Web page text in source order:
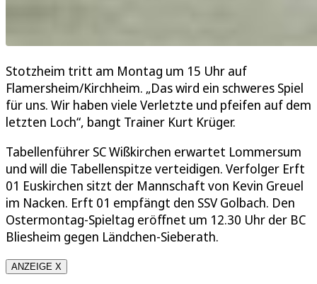
Stotzheim tritt am Montag um 15 Uhr auf
Flamersheim/Kirchheim. „Das wird ein schweres Spiel
für uns. Wir haben viele Verletzte und pfeifen auf dem
letzten Loch“, bangt Trainer Kurt Krüger.
Tabellenführer SC Wißkirchen erwartet Lommersum
und will die Tabellenspitze verteidigen. Verfolger Erft
01 Euskirchen sitzt der Mannschaft von Kevin Greuel
im Nacken. Erft 01 empfängt den SSV Golbach. Den
Ostermontag-Spieltag eröffnet um 12.30 Uhr der BC
Bliesheim gegen Ländchen-Sieberath.
ANZEIGE X